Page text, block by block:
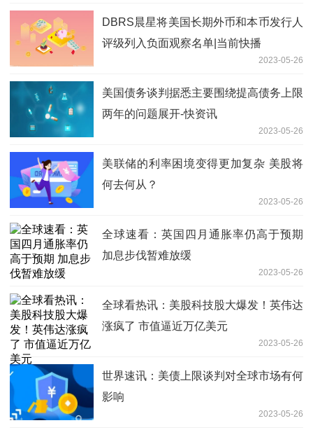
DBRS晨星将美国长期外币和本币发行人
评级列入负面观察名单|当前快播
2023-05-26
美国债务谈判据悉主要围绕提高债务上限
两年的问题展开-快资讯
2023-05-26
美联储的利率困境变得更加复杂 美股将
何去何从？
2023-05-26
全球速看：英国四月通胀率仍高于预期
加息步伐暂难放缓
2023-05-26
全球看热讯：美股科技股大爆发！英伟达
涨疯了 市值逼近万亿美元
2023-05-26
世界速讯：美债上限谈判对全球市场有何
影响
2023-05-26